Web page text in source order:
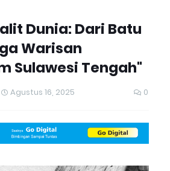
Dunia: Dari Batu
Warisan
Sulawesi Tengah"
Agustus 16, 2025 0